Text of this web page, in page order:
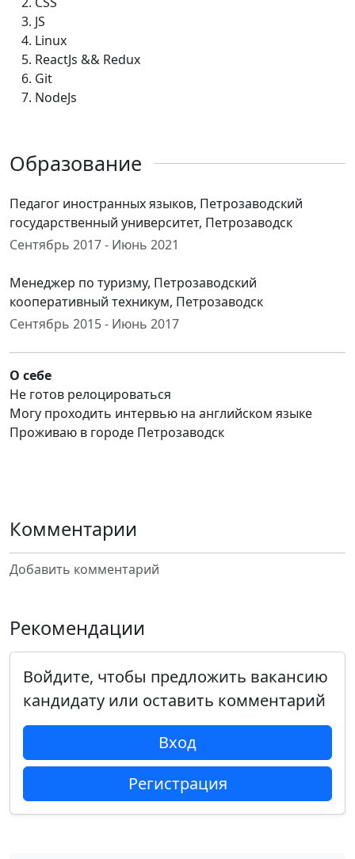
JS
Linux
ReactJs && Redux
Git
NodeJs
Образование
Педагог иностранных языков, Петрозаводский
государственный университет, Петрозаводск
Сентябрь 2017 - Июнь 2021
Менеджер по туризму, Петрозаводский
кооперативный техникум, Петрозаводск
Сентябрь 2015 - Июнь 2017
О себе
Не готов релоцироваться
Могу проходить интервью на английском языке
Проживаю в городе Петрозаводск
Комментарии
Добавить комментарий
Рекомендации
Войдите, чтобы предложить вакансию
кандидату или оставить комментарий
Вход
Регистрация